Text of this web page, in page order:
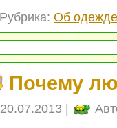
Рубрика: Об одежде
Почему
20.07.2013 |